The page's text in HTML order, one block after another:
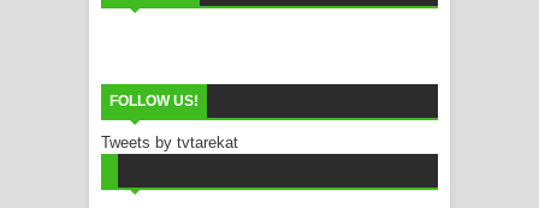
FOLLOW US!
Tweets by tvtarekat